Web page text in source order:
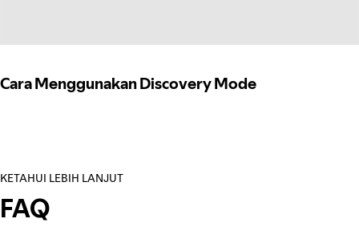
Cara Menggunakan Discovery Mode
KETAHUI LEBIH LANJUT
FAQ